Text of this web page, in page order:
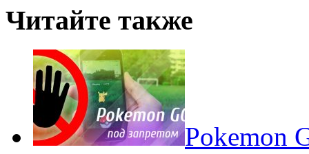
Читайте также
Pokеmon